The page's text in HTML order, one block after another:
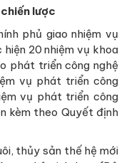
lược
phủ giao nhiệm vụ
20 nhiệm vụ khoa
phát triển công nghệ
vụ phát triển công
vụ phát triển công
kèm theo Quyết định
thủy sản thế hệ mới